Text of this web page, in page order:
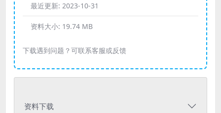
最近更新: 2023-10-31
资料大小: 19.74 MB
下载遇到问题？可联系客服或反馈
资料下载